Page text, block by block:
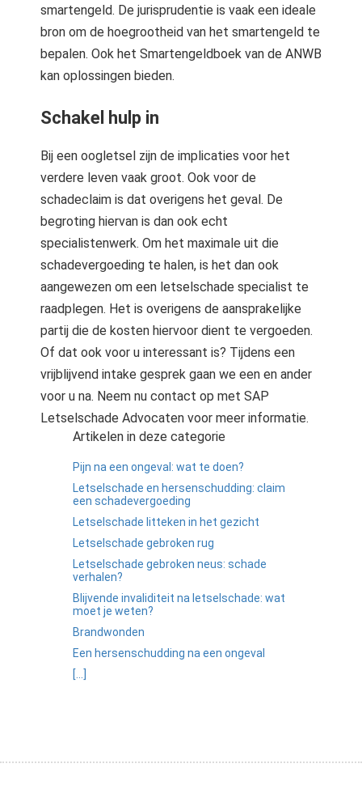
smartengeld. De jurisprudentie is vaak een ideale
bron om de hoegrootheid van het smartengeld te
bepalen. Ook het Smartengeldboek van de ANWB
kan oplossingen bieden.
Schakel hulp in
Bij een oogletsel zijn de implicaties voor het
verdere leven vaak groot. Ook voor de
schadeclaim is dat overigens het geval. De
begroting hiervan is dan ook echt
specialistenwerk. Om het maximale uit die
schadevergoeding te halen, is het dan ook
aangewezen om een letselschade specialist te
raadplegen. Het is overigens de aansprakelijke
partij die de kosten hiervoor dient te vergoeden.
Of dat ook voor u interessant is? Tijdens een
vrijblijvend intake gesprek gaan we een en ander
voor u na. Neem nu contact op met SAP
Letselschade Advocaten voor meer informatie.
Artikelen in deze categorie
Pijn na een ongeval: wat te doen?
Letselschade en hersenschudding: claim
een schadevergoeding
Letselschade litteken in het gezicht
Letselschade gebroken rug
Letselschade gebroken neus: schade
verhalen?
Blijvende invaliditeit na letselschade: wat
moet je weten?
Brandwonden
Een hersenschudding na een ongeval
[...]